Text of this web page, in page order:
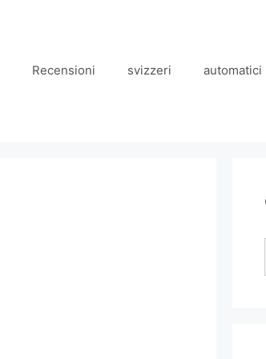
Recensioni svizzeri automatici